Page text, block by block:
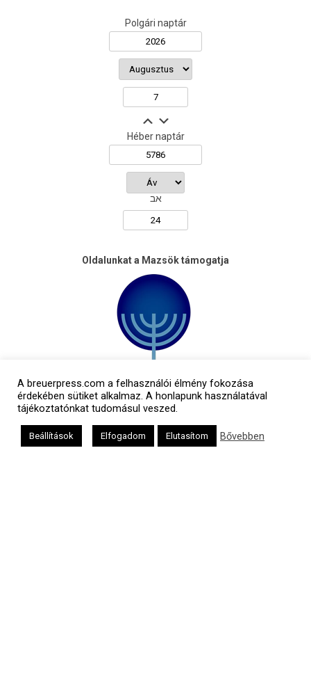
Polgári naptár
Héber naptár
אב
Oldalunkat a Mazsök támogatja
A breuerpress.com a felhasználói élmény fokozása
érdekében sütiket alkalmaz. A honlapunk használatával
tájékoztatónkat tudomásul veszed.
Beállítások Elfogadom Elutasítom Bővebben